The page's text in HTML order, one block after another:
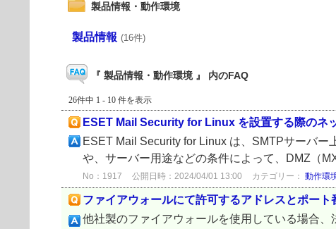
製品情報・動作環境
製品情報 (16件)
『 製品情報・動作環境 』 内のFAQ
26件中 1 - 10 件を表示
ESET Mail Security for Linux を設置する際のネ
ESET Mail Security for Linux は、SMTPサーバ
や、サーバー用途などの条件によって、DMZ（
No：1917 公開日時：2024/04/01 13:00 カテゴリー： 動作環
ファイアウォールにて許可するアドレスとポート
他社製のファイアウォールを使用している場合